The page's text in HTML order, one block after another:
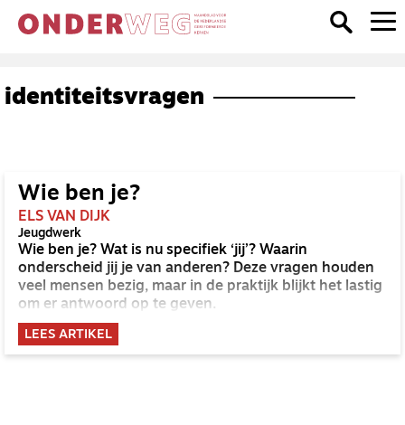
identiteitsvragen
Wie ben je?
ELS VAN DIJK
Jeugdwerk
Wie ben je? Wat is nu specifiek ‘jij’? Waarin
onderscheid jij je van anderen? Deze vragen houden
veel mensen bezig, maar in de praktijk blijkt het lastig
om er antwoord op te geven.
LEES ARTIKEL